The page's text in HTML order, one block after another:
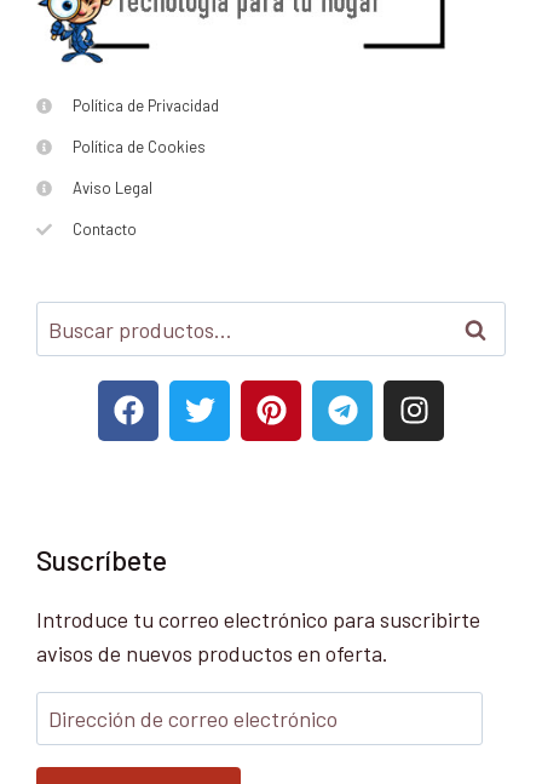
Política de Privacidad
Política de Cookies
Aviso Legal
Contacto
Buscar
Suscríbete
Introduce tu correo electrónico para suscribirte
avisos de nuevos productos en oferta.